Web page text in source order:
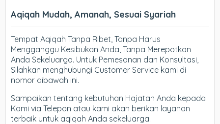
Aqiqah Mudah, Amanah, Sesuai Syariah
Tempat Aqiqah Tanpa Ribet, Tanpa Harus
Mengganggu Kesibukan Anda, Tanpa Merepotkan
Anda Sekeluarga. Untuk Pemesanan dan Konsultasi,
Silahkan menghubungi Customer Service kami di
nomor dibawah ini.
Sampaikan tentang kebutuhan Hajatan Anda kepada
Kami via Telepon atau kami akan berikan layanan
terbaik untuk aqiqah Anda sekeluarga.